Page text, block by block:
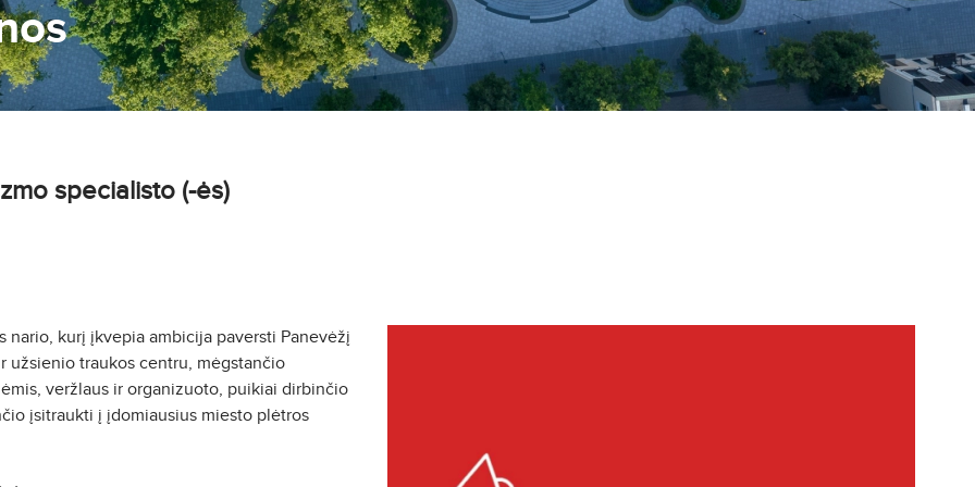
specialisto (-ės)
nario, kurį įkvepia ambicija paversti Panevėžį
užsienio traukos centru, mėgstančio
veržlaus ir organizuoto, puikiai dirbinčio
įsitraukti į įdomiausius miesto plėtros